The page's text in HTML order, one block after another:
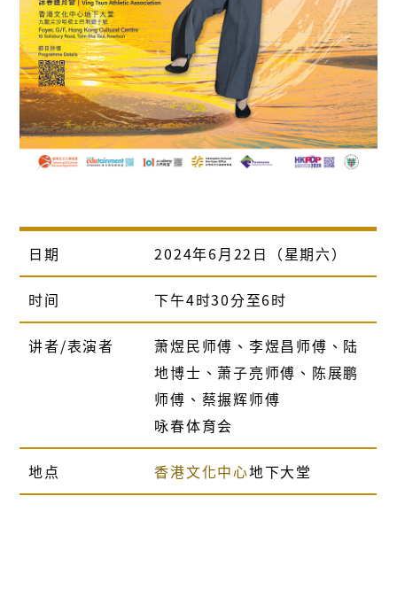
日期 2024年6月22日（星期六）
时间 下午4时30分至6时
讲者/表演者
萧煜民师傅、李煜昌师傅、陆
地博士、萧子亮师傅、陈展鹏
师傅、蔡搌辉师傅
咏春体育会
地点 香港文化中心地下大堂